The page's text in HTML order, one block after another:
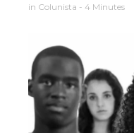
in Colunista - 4 Minutes